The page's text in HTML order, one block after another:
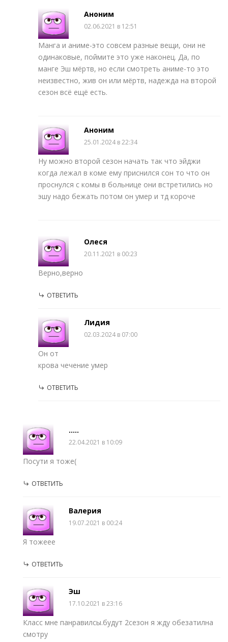
Аноним
02.06.2021 в 12:51
Манга и аниме-это совсем разные вещи, они не
одинаковые, поймите это уже наконец. Да, по
манге Эш мёртв, но если смотреть аниме-то это
неизвестно, жив он или мёртв, надежда на второй
сезон всё ещё есть.
Аноним
25.01.2024 в 22:34
Ну можно второй сезон начать так что эйджи
когда лежал в коме ему приснился сон то что он
проснулся с комы в больнице они встретились но
эшу надо бежать потом он умер и тд короче
Олеся
20.11.2021 в 00:23
Верно,верно
ОТВЕТИТЬ
Лидия
02.03.2024 в 07:00
Он от
крова чечение умер
ОТВЕТИТЬ
.....
22.04.2021 в 10:09
Посути я тоже(
ОТВЕТИТЬ
Валерия
19.07.2021 в 00:24
Я тожеее
ОТВЕТИТЬ
Эш
17.10.2021 в 23:16
Класс мне панравилсы.будут 2сезон я жду обезатилна
смотру